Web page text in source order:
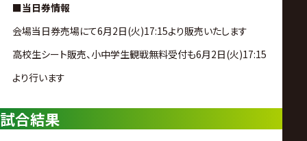
ト
■当日券情報
会場当日券売場にて6月2日(火)17:15より販売いたします
高校生シート販売、小中学生観戦無料受付も6月2日(火)17:15
より行います
試合結果